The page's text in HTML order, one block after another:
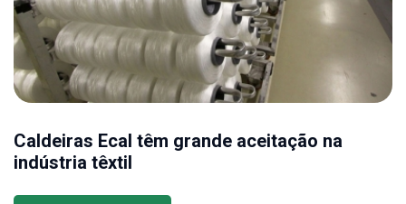
Caldeiras Ecal têm grande aceitação na
indústria têxtil